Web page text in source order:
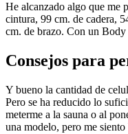
He alcanzado algo que me
cintura, 99 cm. de cadera,
cm. de brazo. Con un
Consejos para
Y bueno la cantidad de
Pero se ha reducido lo
meterme a la sauna o al
una modelo, pero me siento